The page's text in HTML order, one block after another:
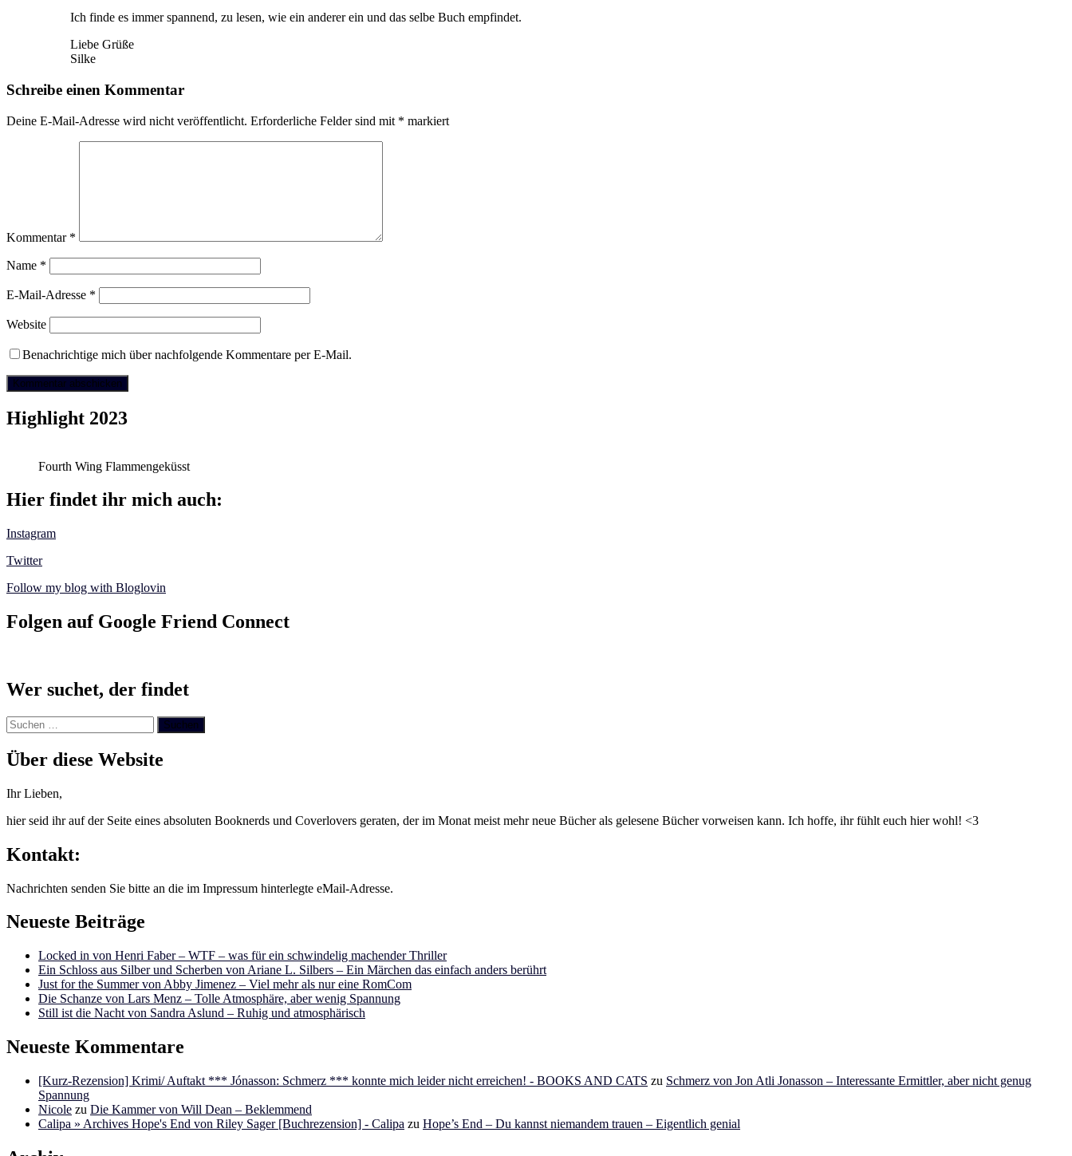
Ich finde es immer spannend, zu lesen, wie ein anderer ein und das selbe Buch empfindet.
Liebe Grüße
Silke
Schreibe einen Kommentar
Deine E-Mail-Adresse wird nicht veröffentlicht. Erforderliche Felder sind mit * markiert
Kommentar *
Name *
E-Mail-Adresse *
Website
Benachrichtige mich über nachfolgende Kommentare per E-Mail.
Highlight 2023
Fourth Wing Flammengeküsst
Hier findet ihr mich auch:
Instagram
Twitter
Follow my blog with Bloglovin
Folgen auf Google Friend Connect
Wer suchet, der findet
Suchen
nach:
Über diese Website
Ihr Lieben,
hier seid ihr auf der Seite eines absoluten Booknerds und Coverlovers geraten, der im Monat meist mehr neue Bücher als gelesene Bücher vorweisen kann. Ich hoffe, ihr fühlt euch hier wohl! <3
Kontakt:
Nachrichten senden Sie bitte an die im Impressum hinterlegte eMail-Adresse.
Neueste Beiträge
Locked in von Henri Faber – WTF – was für ein schwindelig machender Thriller
Ein Schloss aus Silber und Scherben von Ariane L. Silbers – Ein Märchen das einfach anders berührt
Just for the Summer von Abby Jimenez – Viel mehr als nur eine RomCom
Die Schanze von Lars Menz – Tolle Atmosphäre, aber wenig Spannung
Still ist die Nacht von Sandra Aslund – Ruhig und atmosphärisch
Neueste Kommentare
[Kurz-Rezension] Krimi/ Auftakt *** Jónasson: Schmerz *** konnte mich leider nicht erreichen! - BOOKS AND CATS zu Schmerz von Jon Atli Jonasson – Interessante Ermittler, aber nicht genug
Spannung
Nicole zu Die Kammer von Will Dean – Beklemmend
Calipa » Archives Hope's End von Riley Sager [Buchrezension] - Calipa zu Hope’s End – Du kannst niemandem trauen – Eigentlich genial